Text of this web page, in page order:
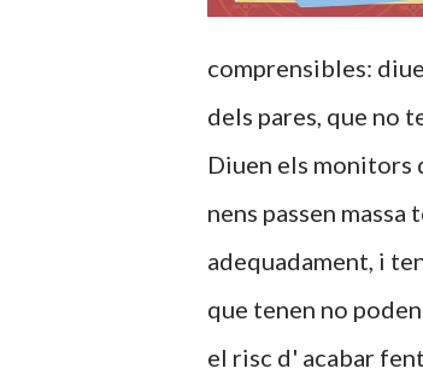
comprensibles:
dels pares, que no
Diuen els monitors
nens passen
adequadament, i
que tenen no
el risc d' acabar